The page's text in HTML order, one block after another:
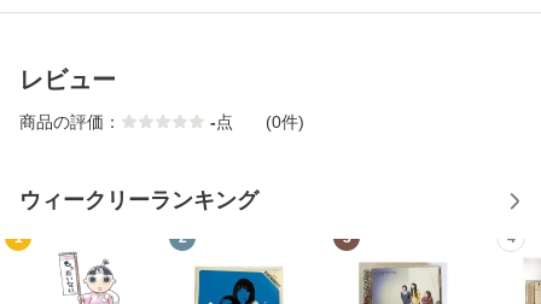
レビュー
商品の評価： -点 (0件)
ウィークリーランキング
1 2 3 4